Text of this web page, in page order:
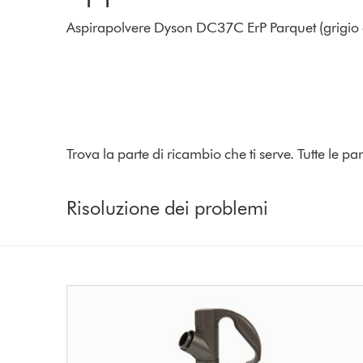
Aspirapolvere Dyson DC37C ErP Parquet
Trova la parte di ricambio che ti serve. Tutte le
Risoluzione dei problemi